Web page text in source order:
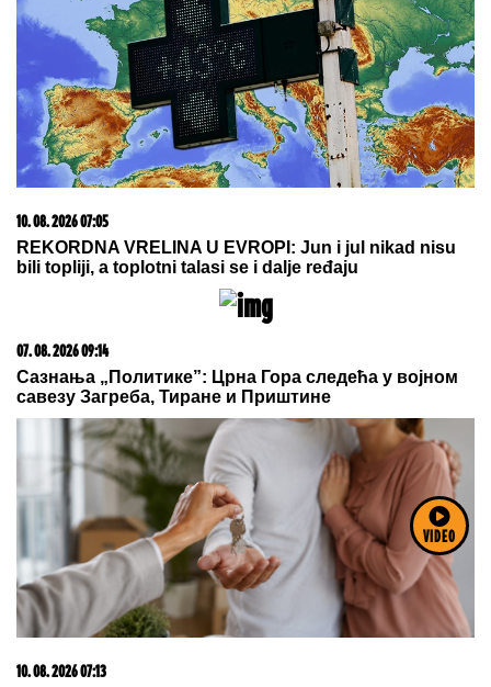
VIDEO
Muškarci NE NAPUŠTAJU ŽENE
KOJE RADE OVE 3 STVARI: Čuveni
psiholog Labkovski kaže da je ovo
najbitnije u vezi i mnogima će ovo
biti ŠAMAR OTREŽNJENJA
detalje susreta sa Cecom, o ovome bruje mreže